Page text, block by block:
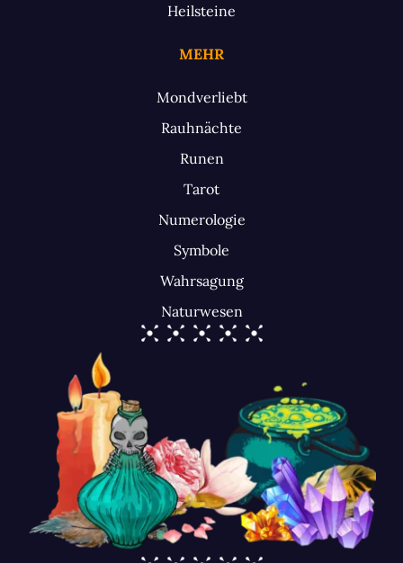
Heilsteine
MEHR
Mondverliebt
Rauhnächte
Runen
Tarot
Numerologie
Symbole
Wahrsagung
Naturwesen